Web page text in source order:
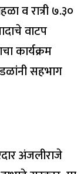
व रात्री ७.३०
वाटप
कार्यक्रम
सहभाग
अंजलीराजे